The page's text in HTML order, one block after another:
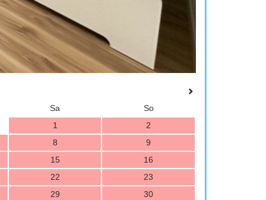
Sa
So
1
2
8
9
15
16
22
23
29
30